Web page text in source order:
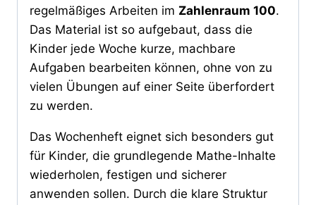
regelmäßiges Arbeiten im Zahlenraum 100.
Das Material ist so aufgebaut, dass die
Kinder jede Woche kurze, machbare
Aufgaben bearbeiten können, ohne von zu
vielen Übungen auf einer Seite überfordert
zu werden.
Das Wochenheft eignet sich besonders gut
für Kinder, die grundlegende Mathe-Inhalte
wiederholen, festigen und sicherer
anwenden sollen. Durch die klare Struktur